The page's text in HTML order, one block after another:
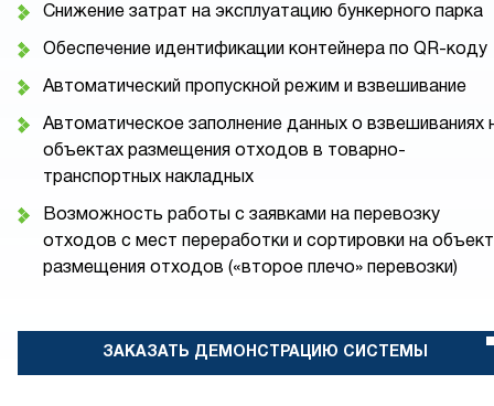
Снижение затрат на эксплуатацию бункерного парка
Обеспечение идентификации контейнера по QR-коду
Автоматический пропускной режим и взвешивание
Автоматическое заполнение данных о взвешиваниях
объектах размещения отходов в товарно-
транспортных накладных
Возможность работы с заявками на перевозку
отходов с мест переработки и сортировки на
размещения отходов («второе плечо» перевозки)
ЗАКАЗАТЬ ДЕМОНСТРАЦИЮ СИСТЕМЫ